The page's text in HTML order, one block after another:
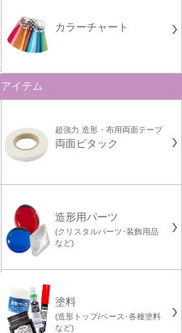
カラーチャート
イテム
超強力 造形・布用両面テープ
両面ピタック
造形用パーツ
(クリスタルパーツ･装飾用品
など)
塗料
(造形トップ/ベース･各種塗料
など)